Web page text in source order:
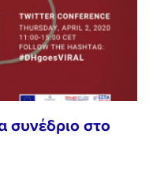
συνέδριο στο